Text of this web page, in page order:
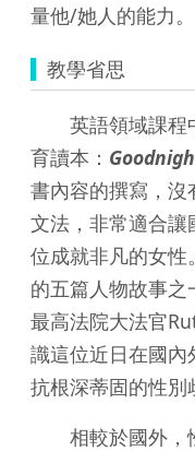
量他/她人的能力。
教學省思
英語領域課程
育讀本：
書內容的撰寫，
文法，非常適合
位成就非凡的女
的五篇人物故事
最高法院大法官
識這位近日在國內
抗根深蒂固的性別
相較於國外，